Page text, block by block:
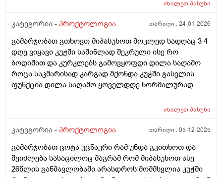
იხილეთპასუხი
კატეგორია - პროქტოლოგია თარიღი :24-01-2026
გამარჯობათ გთხოვთ მიპასუხოთ მოკლედ სადღაც 3 4
დღე ვიყავი კუჭში საშინლად შეკრული ისე რო
ბოდიშით და კურკლებს გამოვყოფდი დილა საღამო
როცა საკმარისად კარგად მქონდა კუჭში გასვლის
ფუნქცია დილა საღამო ყოველდღე ნორმალურად
საწინაღმდეგო წამალი დაარ მიშველა შემდეგ დავლიე
და მომიწესრიგა შედარებიით უბრალოდ ის არის რომ
ყავისფერში იყო შერეული და მეორე ყვითელი ..
ნახშირის აბებიარ დამილევია რო შავი ფერი მიეცა და
არც სისხლიანი არმაქვს განავალი ეს ალბად დიდხანს
იხილეთპასუხი
კატეგორია - პროქტოლოგია თარიღი :05-12-2025
გამარჯობათ ცოტა უცნაური რამ უნდა გკითხოთ და
შეიძლება სასაცილოც მაგრამ რომ მიპასუხოთ ასე
26წლის განმავლობაში არასდროს მომმსვლია კუჭში